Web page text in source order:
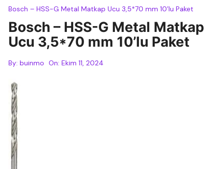
Bosch – HSS-G Metal Matkap Ucu 3,5*70 mm 10’lu Paket
Bosch – HSS-G Metal Matkap
Ucu 3,5*70 mm 10’lu Paket
By: buinmo On:Ekim 11, 2024